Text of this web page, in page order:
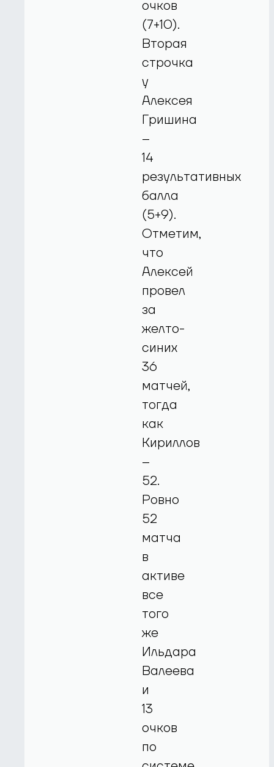
очков
(7+10).
Вторая
строчка
у
Алексея
Гришина
–
14
результативных
балла
(5+9).
Отметим,
что
Алексей
провел
за
желто-
синих
36
матчей,
тогда
как
Кириллов
–
52.
Ровно
52
матча
в
активе
все
того
же
Ильдара
Валеева
и
13
очков
по